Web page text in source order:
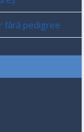
fără pedigree